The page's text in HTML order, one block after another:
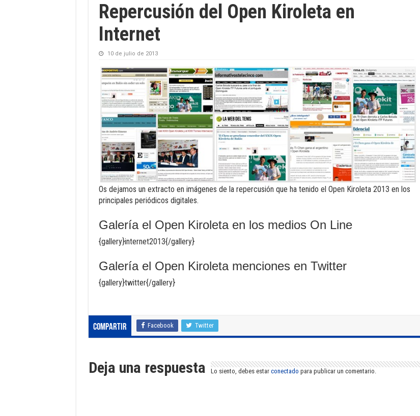
Repercusión del Open Kiroleta en
Internet
10 de julio de 2013
Os dejamos un extracto en imágenes de la repercusión que ha tenido el Open Kiroleta 2013 en los
principales periódicos digitales.
Galería el Open Kiroleta en los medios On Line
{gallery}internet2013{/gallery}
Galería el Open Kiroleta menciones en Twitter
{gallery}twitter{/gallery}
Compartir Facebook Twitter
Deja una respuesta Lo siento, debes estar conectado para publicar un comentario.